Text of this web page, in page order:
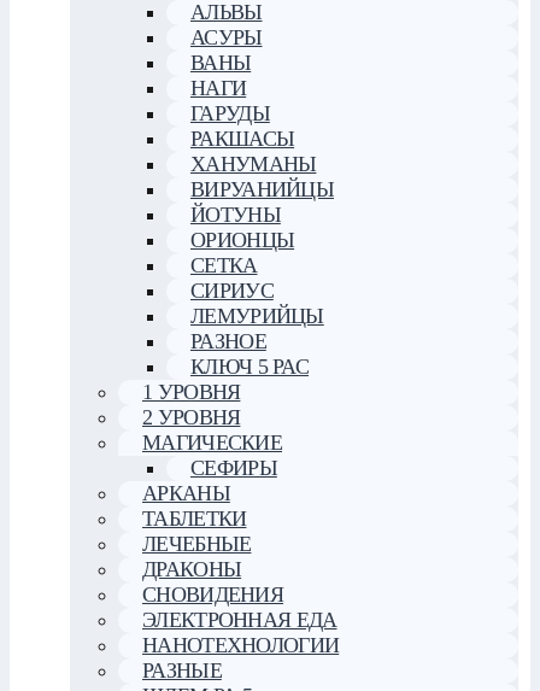
АЛЬВЫ
АСУРЫ
ВАНЫ
НАГИ
ГАРУДЫ
РАКШАСЫ
ХАНУМАНЫ
ВИРУАНИЙЦЫ
ЙОТУНЫ
ОРИОНЦЫ
СЕТКА
СИРИУС
ЛЕМУРИЙЦЫ
РАЗНОЕ
КЛЮЧ 5 РАС
1 УРОВНЯ
2 УРОВНЯ
МАГИЧЕСКИЕ
СЕФИРЫ
АРКАНЫ
ТАБЛЕТКИ
ЛЕЧЕБНЫЕ
ДРАКОНЫ
СНОВИДЕНИЯ
ЭЛЕКТРОННАЯ ЕДА
НАНОТЕХНОЛОГИИ
РАЗНЫЕ